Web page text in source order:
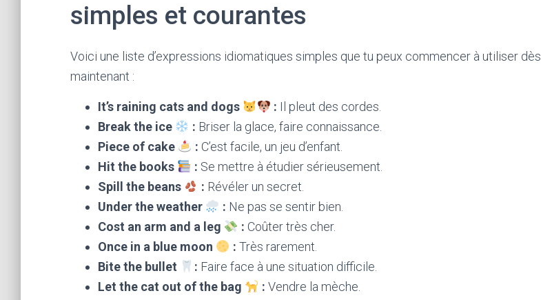
simples et courantes
Voici une liste d’expressions idiomatiques simples que tu peux commencer à utiliser dès
maintenant :
It’s raining cats and dogs : Il pleut des cordes.
Break the ice
: Briser la glace, faire connaissance.
Piece of cake
: C’est facile, un jeu d’enfant.
Hit the books
: Se mettre à étudier sérieusement.
Spill the beans
: Révéler un secret.
Under the weather
: Ne pas se sentir bien.
Cost an arm and a leg
: Coûter très cher.
Once in a blue moon
: Très rarement.
Bite the bullet
: Faire face à une situation difficile.
Let the cat out of the bag
: Vendre la mèche.